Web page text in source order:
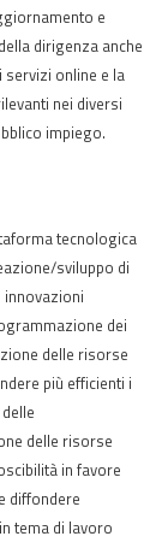
e
dirigenza anche
servizi online e la
nei diversi
impiego.
tecnologica
sviluppo di
innovazioni
dei
delle risorse
più efficienti i
delle risorse
in favore
diffondere
tema di lavoro